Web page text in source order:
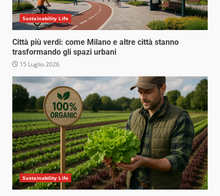
Sustainability Life
Città più verdi: come Milano e altre città stanno
trasformando gli spazi urbani
15 Luglio 2026
Sustainability Life